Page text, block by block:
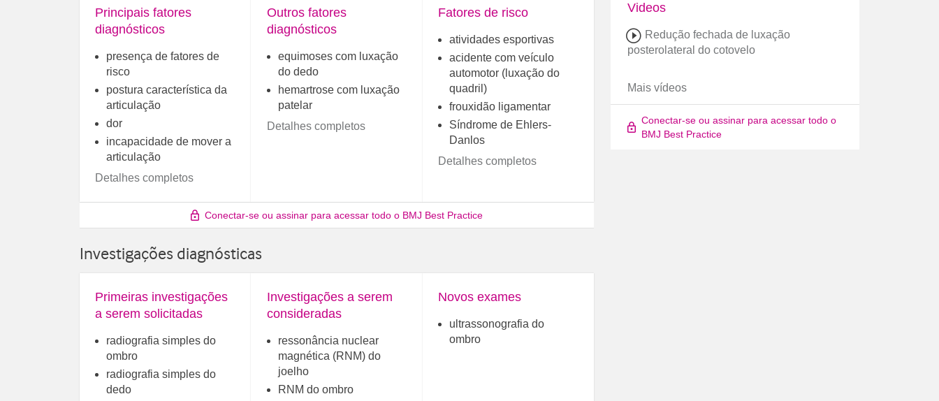
Principais fatores
diagnósticos
presença de fatores de
risco
postura característica da
articulação
dor
incapacidade de mover a
articulação
Detalhes completos
Outros fatores
diagnósticos
equimoses com luxação
do dedo
hemartrose com luxação
patelar
Detalhes completos
Fatores de risco
atividades esportivas
acidente com veículo
automotor (luxação do
quadril)
frouxidão ligamentar
Síndrome de Ehlers-
Danlos
Detalhes completos
Conectar-se ou assinar para acessar todo o BMJ Best Practice
Investigações diagnósticas
Primeiras investigações
a serem solicitadas
radiografia simples do
ombro
radiografia simples do
dedo
Investigações a serem
consideradas
ressonância nuclear
magnética (RNM) do
joelho
RNM do ombro
Novos exames
ultrassonografia do
ombro
Videos
Redução fechada de luxação
posterolateral do cotovelo
Mais vídeos
Conectar-se ou assinar para acessar todo o
BMJ Best Practice